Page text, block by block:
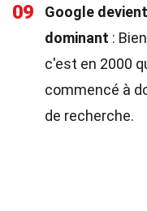
09
Google
dominant :
c'est en 2000
commencé à
de recherche.